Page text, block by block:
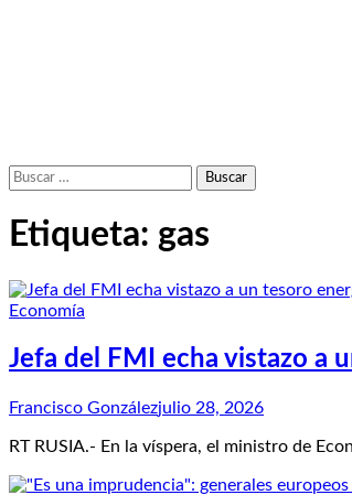
Buscar:
Etiqueta: gas
Economía
Jefa del FMI echa vistazo a
Francisco Gonzálezjulio 28, 2026
RT RUSIA.- En la víspera, el ministro de